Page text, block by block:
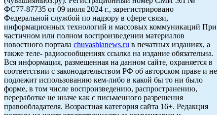
ФС77-87735 от 09 июля 2024 г., зарегистрировано
Федеральной службой по надзору в сфере связи,
информационных технологий и массовых коммуникаций При
частичном или полном воспроизведении материалов
новостного портала chuvashianews.ru в печатных изданиях, а
также теле- радиосообщениях ссылка на издание обязательна.
Вся информация, размещенная на данном сайте, охраняется в
соответствии с законодательством РФ об авторском праве и не
подлежит использованию кем-либо в какой бы то ни было
форме, в том числе воспроизведению, распространению,
переработке не иначе как с письменного разрешения
правообладателя. Возрастная категория сайта 16+. Редакция